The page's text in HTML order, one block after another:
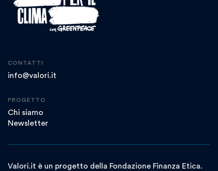
CONTATTI
info@valori.it
PROGETTO
Chi siamo
Newsletter
Valori.it è un progetto della Fondazione Finanza Etica.